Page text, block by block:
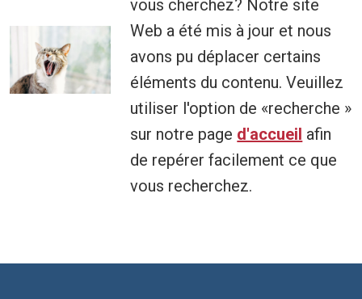
vous cherchez? Notre site
Web a été mis à jour et nous
avons pu déplacer certains
éléments du contenu. Veuillez
utiliser l'option de «recherche »
sur notre page d'accueil afin
de repérer facilement ce que
vous recherchez.